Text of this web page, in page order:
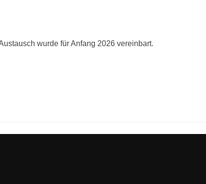
wurde für Anfang 2026 vereinbart.